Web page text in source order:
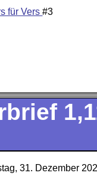
für Vers#3
31. Dezember